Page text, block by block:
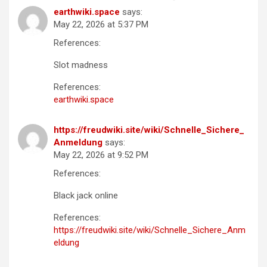
earthwiki.space says:
May 22, 2026 at 5:37 PM
References:
Slot madness
References:
earthwiki.space
https://freudwiki.site/wiki/Schnelle_Sichere_
Anmeldung says:
May 22, 2026 at 9:52 PM
References:
Black jack online
References:
https://freudwiki.site/wiki/Schnelle_Sichere_Anm
eldung